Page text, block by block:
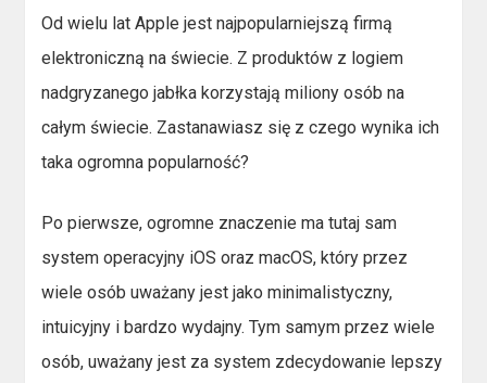
Od wielu lat Apple jest najpopularniejszą firmą
elektroniczną na świecie. Z produktów z logiem
nadgryzanego jabłka korzystają miliony osób na
całym świecie. Zastanawiasz się z czego wynika ich
taka ogromna popularność?
Po pierwsze, ogromne znaczenie ma tutaj sam
system operacyjny iOS oraz macOS, który przez
wiele osób uważany jest jako minimalistyczny,
intuicyjny i bardzo wydajny. Tym samym przez wiele
osób, uważany jest za system zdecydowanie lepszy